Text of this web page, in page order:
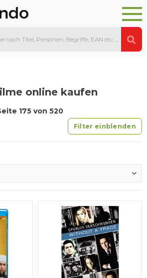
online kaufen
175 von 520
Filter einblenden